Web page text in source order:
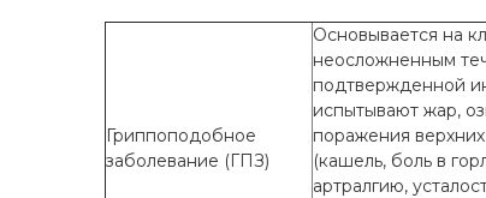
Гриппоподобное
заболевание (ГПЗ)
Основывается на
неосложненным
подтвержденной
испытывают жар,
поражения
(кашель, боль в
артралгию,